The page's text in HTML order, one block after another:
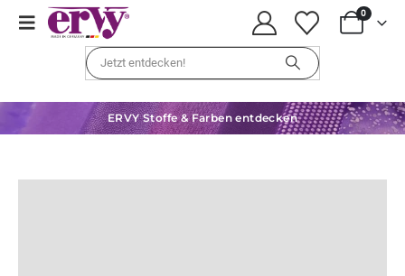
0
ERVY Stoffe & Farben entdecken